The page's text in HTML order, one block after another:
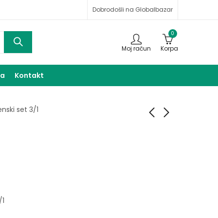
Dobrodošli na Globalbazar
Moj račun
0
Korpa
Kontakt
set 3/1